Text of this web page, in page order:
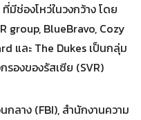
ช่องโหว่ในวงกว้าง โดย
group, BlueBravo, Cozy
และ The Dukes เป็นกลุ่ม
รองของรัสเซีย (SVR)
ลาง (FBI), สำนักงานความ